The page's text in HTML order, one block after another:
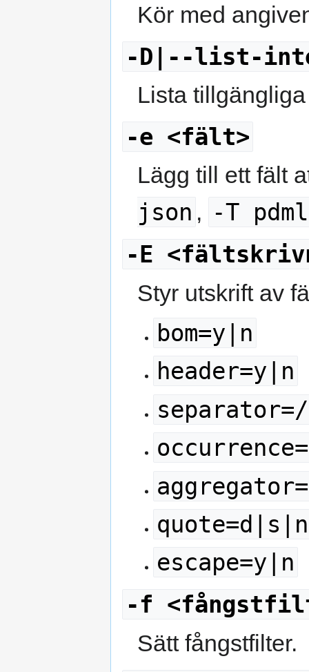
Kör med
-D|--list-
Lista
-e <fält>
Lägg till ett fält
json , -T pdml
-E
Styr utskrift av
bom=y|n
header=y|n
quote=d|s|n
escape=y|n
-f
Sätt fångstfilter.